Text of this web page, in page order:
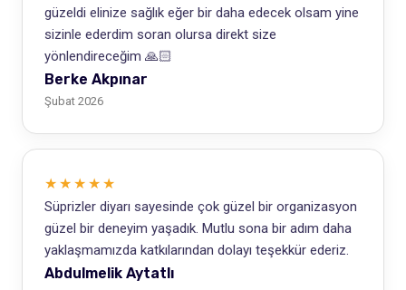
güzeldi elinize sağlık eğer bir daha edecek olsam yine
sizinle ederdim soran olursa direkt size
yönlendireceğim 🙏🏻
Berke Akpınar
Şubat 2026
★★★★★
Süprizler diyarı sayesinde çok güzel bir organizasyon
güzel bir deneyim yaşadık. Mutlu sona bir adım daha
yaklaşmamızda katkılarından dolayı teşekkür ederiz.
Abdulmelik Aytatlı